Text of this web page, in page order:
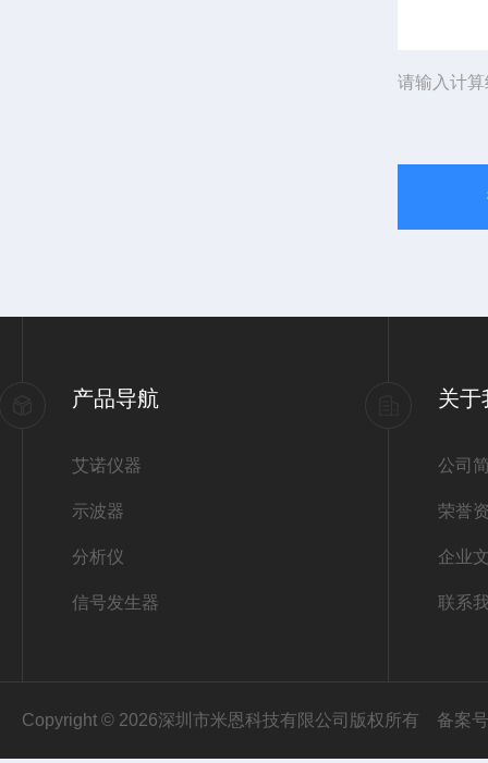
请输入计
产品导航
艾诺仪器
示波器
分析仪
信号发生器
关于
公司
荣誉
企业
联系
Copyright © 2026深圳市米恩科技有限公司版权所有 备案